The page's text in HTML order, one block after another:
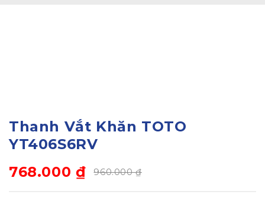
Thanh Vắt Khăn TOTO
YT406S6RV
960.000₫
768.000 ₫